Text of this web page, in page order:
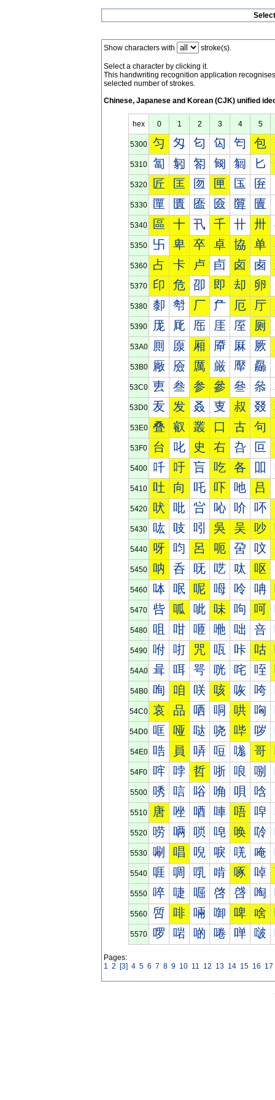
Show characters with stroke(s).
Select a character by clicking it.
This handwriting recognition application
selected number of strokes.
Chinese, Japanese and Korean (CJK) unified
hex 0 1 2 3 4 5
5300 匀 匁 匂 匃 匄 包
5310 匐 匑 匒 匓 匔 匕
5320 匠 匡 匢 匣 匤 匥
5330 匰 匱 匲 匳 匴 匵
5340 區 十 卂 千 卄 卅
5350 卐 卑 卒 卓 協 单
5360 占 卡 卢 卣 卤 卥
5370 印 危 卲 即 却 卵
5380 厀 厁 厂 厃 厄 厅
5390 厐 厑 厒 厓 厔 厕
53A0 厠 厡 厢 厣 厤 厥
53B0 厰 厱 厲 厳 厴 厵
53C0 叀 叁 参 參 叄 叅
53D0 叐 发 叒 叓 叔 叕
53E0 叠 叡 叢 口 古 句
53F0 台 叱 史 右 叴 叵
5400 吀 吁 吂 吃 各 吅
5410 吐 向 吒 吓 吔 吕
5420 吠 吡 吢 吣 吤 吥
5430 吰 吱 吲 吳 吴 吵
5440 呀 呁 呂 呃 呄 呅
5450 呐 呑 呒 呓 呔 呕
5460 呠 呡 呢 呣 呤 呥
5470 呰 呱 呲 味 呴 呵
5480 咀 咁 咂 咃 咄 咅
5490 咐 咑 咒 咓 咔 咕
54A0 咠 咡 咢 咣 咤 咥
54B0 咰 咱 咲 咳 咴 咵
54C0 哀 品 哂 哃 哄 哅
54D0 哐 哑 哒 哓 哔 哕
54E0 哠 員 哢 哣 哤 哥
54F0 哰 哱 哲 哳 哴 哵
5500 唀 唁 唂 唃 唄 唅
5510 唐 唑 唒 唓 唔 唕
5520 唠 唡 唢 唣 唤 唥
5530 唰 唱 唲 唳 唴 唵
5540 啀 啁 啂 啃 啄 啅
5550 啐 啑 啒 啓 啔 啕
5560 啠 啡 啢 啣 啤 啥
5570 啰 啱 啲 啳 啴 啵
Pages:
1 2 [3] 4 5 6 7 8 9 10 11 12 13 14 15 16 17